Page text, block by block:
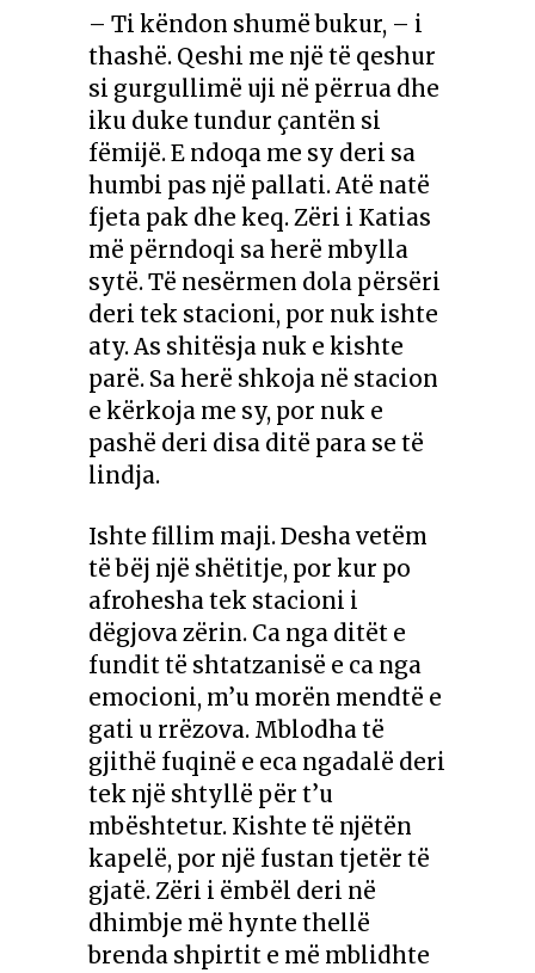
– Ti këndon shumë bukur, – i
thashë. Qeshi me një të qeshur
si gurgullimë uji në përrua dhe
iku duke tundur çantën si
fëmijë. E ndoqa me sy deri sa
humbi pas një pallati. Atë natë
fjeta pak dhe keq. Zëri i Katias
më përndoqi sa herë mbylla
sytë. Të nesërmen dola përsëri
deri tek stacioni, por nuk ishte
aty. As shitësja nuk e kishte
parë. Sa herë shkoja në stacion
e kërkoja me sy, por nuk e
pashë deri disa ditë para se të
lindja.
Ishte fillim maji. Desha vetëm
të bëj një shëtitje, por kur po
afrohesha tek stacioni i
dëgjova zërin. Ca nga ditët e
fundit të shtatzanisë e ca nga
emocioni, m’u morën mendtë e
gati u rrëzova. Mblodha të
gjithë fuqinë e eca ngadalë deri
tek një shtyllë për t’u
mbështetur. Kishte të njëtën
kapelë, por një fustan tjetër të
gjatë. Zëri i ëmbël deri në
dhimbje më hynte thellë
brenda shpirtit e më mblidhte